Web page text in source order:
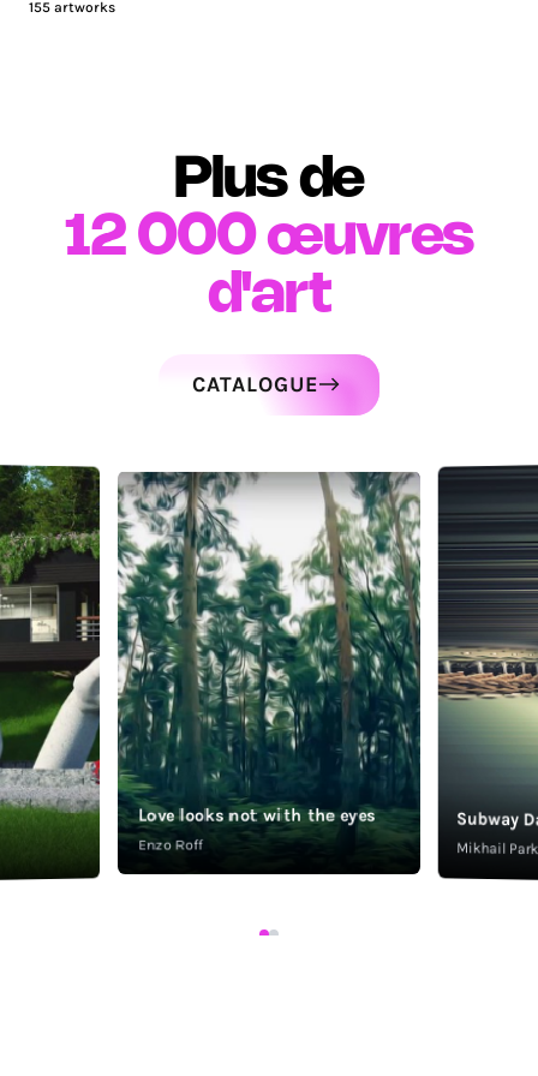
155 artworks
Plus de
12 000 œuvres
d'art
Love looks not with the eyes
Enzo Roff
Subway
Mikhail
CATALOGUE